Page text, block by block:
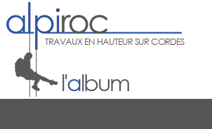
TRAVAUX EN HAUTEUR SUR CORDES
l'album